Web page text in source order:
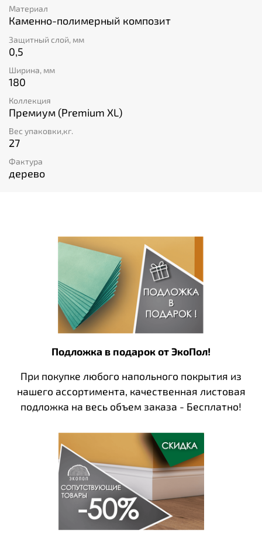
Материал
Каменно-полимерный композит
Защитный слой, мм
0,5
Ширина, мм
180
Коллекция
Премиум (Premium XL)
Вес упаковки,кг.
27
Фактура
дерево
Подложка в подарок от ЭкоПол!
При покупке любого напольного покрытия из
нашего ассортимента, качественная листовая
подложка на весь объем заказа - Бесплатно!